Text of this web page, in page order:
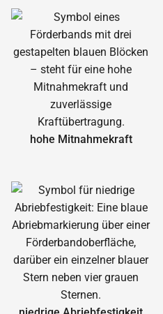
hohe Mitnahmekraft